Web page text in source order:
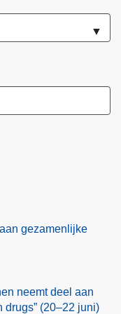
▼
gezamenlijke
neemt deel aan
drugs” (20–22 juni)